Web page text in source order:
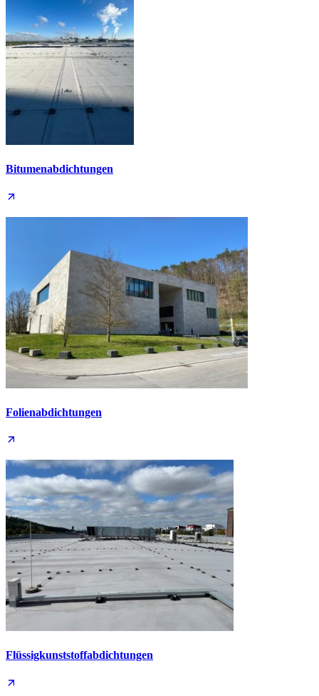
Bitumen­abdichtungen
Folien­abdichtungen
Flüssig­kunststoff­abdichtungen